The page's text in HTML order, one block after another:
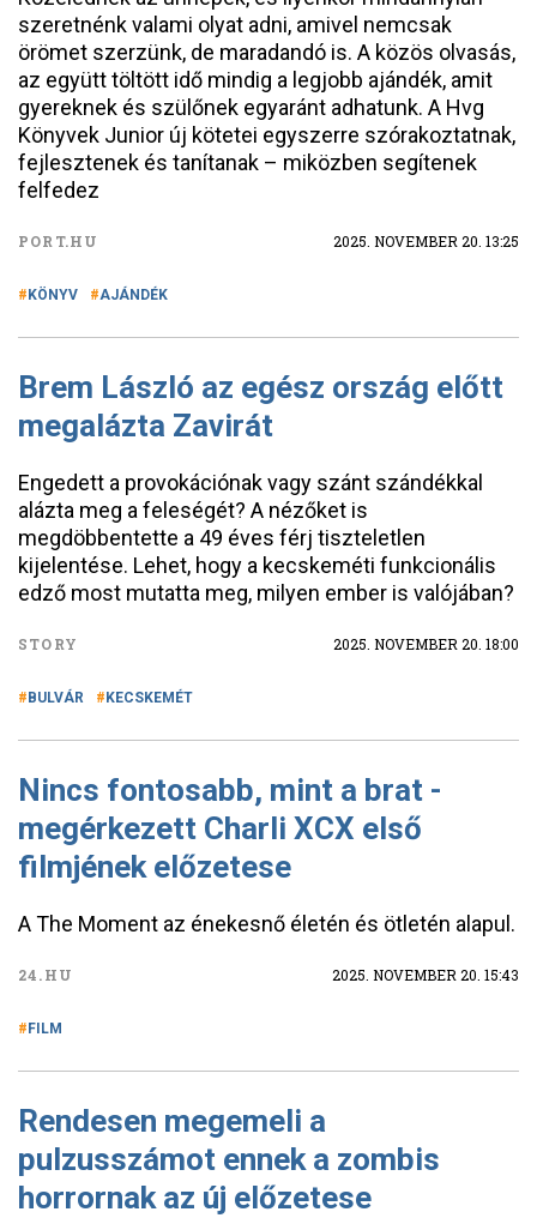
szeretnénk valami olyat adni, amivel nemcsak
örömet szerzünk, de maradandó is. A közös olvasás,
az együtt töltött idő mindig a legjobb ajándék, amit
gyereknek és szülőnek egyaránt adhatunk. A Hvg
Könyvek Junior új kötetei egyszerre szórakoztatnak,
fejlesztenek és tanítanak – miközben segítenek
felfedez
PORT.HU 2025. NOVEMBER 20. 13:25
KÖNYV AJÁNDÉK
Brem László az egész ország előtt
megalázta Zavirát
Engedett a provokációnak vagy szánt szándékkal
alázta meg a feleségét? A nézőket is
megdöbbentette a 49 éves férj tiszteletlen
kijelentése. Lehet, hogy a kecskeméti funkcionális
edző most mutatta meg, milyen ember is valójában?
STORY 2025. NOVEMBER 20. 18:00
BULVÁR KECSKEMÉT
Nincs fontosabb, mint a brat -
megérkezett Charli XCX első
filmjének előzetese
A The Moment az énekesnő életén és ötletén alapul.
24.HU 2025. NOVEMBER 20. 15:43
FILM
Rendesen megemeli a
pulzusszámot ennek a zombis
horrornak az új előzetese